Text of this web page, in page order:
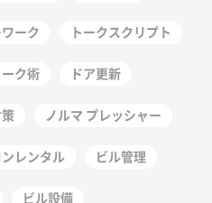
ーク トークスクリプト
ーク術 ドア更新
ノルマ プレッシャー
レンタル ビル管理
ビル設備